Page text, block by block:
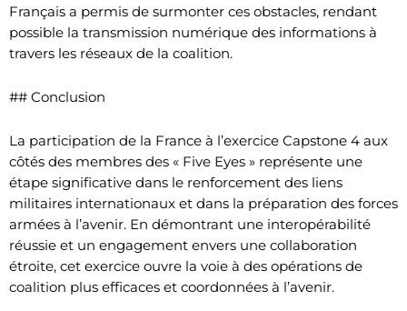
Français a permis de surmonter ces obstacles, rendant
possible la transmission numérique des informations à
travers les réseaux de la coalition.
## Conclusion
La participation de la France à l’exercice Capstone 4 aux
côtés des membres des « Five Eyes » représente une
étape significative dans le renforcement des liens
militaires internationaux et dans la préparation des forces
armées à l’avenir. En démontrant une interopérabilité
réussie et un engagement envers une collaboration
étroite, cet exercice ouvre la voie à des opérations de
coalition plus efficaces et coordonnées à l’avenir.